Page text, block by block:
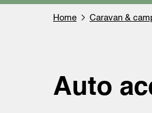
Home Caravan &
Auto